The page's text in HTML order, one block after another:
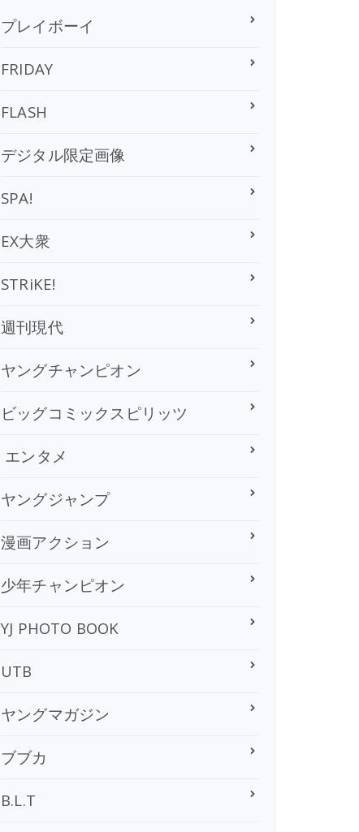
プレイボーイ
FRIDAY
FLASH
デジタル限定画像
SPA!
EX大衆
STRiKE!
週刊現代
ヤングチャンピオン
ビッグコミックスピリッツ
エンタメ
ヤングジャンプ
漫画アクション
少年チャンピオン
YJ PHOTO BOOK
UTB
ヤングマガジン
ブブカ
B.L.T